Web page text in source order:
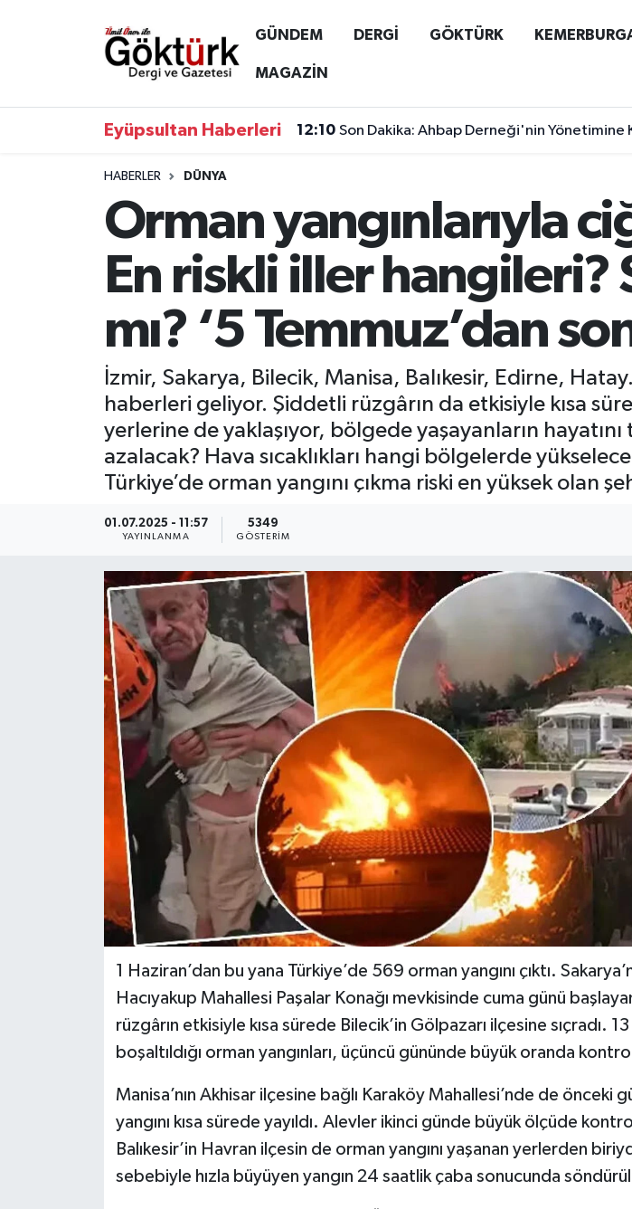
GÜNDEM DERGİ GÖKTÜRK
MAGAZİN
Eyüpsultan Haberleri 12:10 Son Dakika: Ahbap Derneği'nin Yönetimine
HABERLER DÜNYA
Orman yangınlarıyla
En riskli iller hangileri?
mı? ‘5 Temmuz’dan
İzmir, Sakarya, Bilecik, Manisa, Balıkesir, Edirne,
haberleri geliyor. Şiddetli rüzgârın da etkisiyle kısa
yerlerine de yaklaşıyor, bölgede yaşayanların
azalacak? Hava sıcaklıkları hangi bölgelerde
Türkiye’de orman yangını çıkma riski en yüksek olan
01.07.2025 - 11:57
YAYINLANMA
5349
GÖSTERIM
1 Haziran’dan bu yana Türkiye’de 569 orman yangını çıktı.
Hacıyakup Mahallesi Paşalar Konağı mevkisinde cuma günü
rüzgârın etkisiyle kısa sürede Bilecik’in Gölpazarı ilçesine sıçradı.
boşaltıldığı orman yangınları, üçüncü gününde büyük oranda kontrol
Manisa’nın Akhisar ilçesine bağlı Karaköy Mahallesi’nde de önceki
yangını kısa sürede yayıldı. Alevler ikinci günde büyük ölçüde kontrol
Balıkesir’in Havran ilçesin de orman yangını yaşanan yerlerden
sebebiyle hızla büyüyen yangın 24 saatlik çaba sonucunda
Anne Çocuk
GÖKTÜRK
KEMERBURGAZ
KÜLTÜR - SANAT
MAGAZİN
ÖZEL HABER
SAĞLIK
TEKNOLOJİ
Eyüpsultan Hava Durumu
Tüm Manşetler
Son Dakika Haberleri